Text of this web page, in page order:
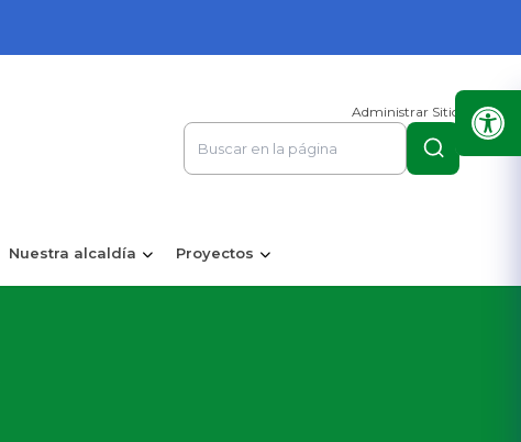
Administrar Sitio
Nuestra alcaldía Proyectos